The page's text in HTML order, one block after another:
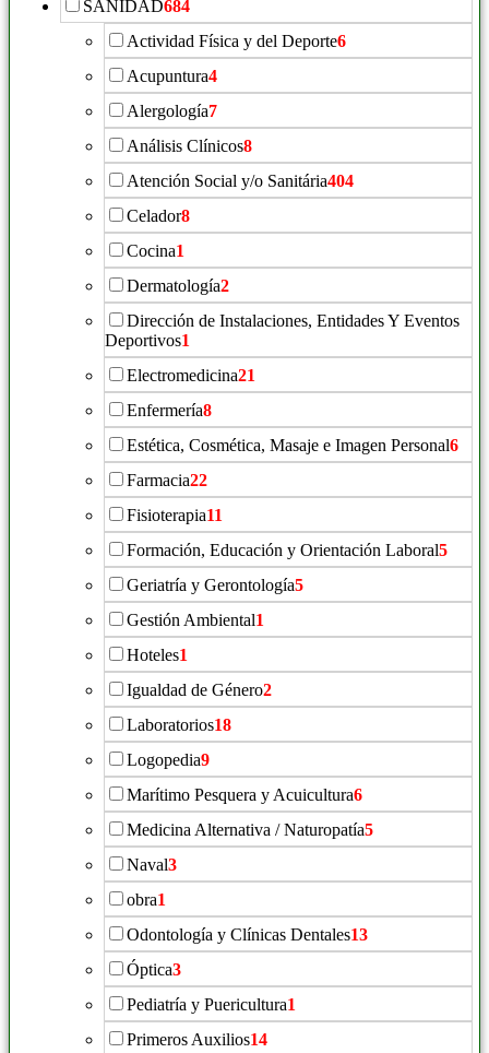
SANIDAD684
Actividad Física y del Deporte6
Acupuntura4
Alergología7
Análisis Clínicos8
Atención Social y/o Sanitária404
Celador8
Cocina1
Dermatología2
Dirección de Instalaciones, Entidades Y Eventos
Deportivos1
Electromedicina21
Enfermería8
Estética, Cosmética, Masaje e Imagen Personal6
Farmacia22
Fisioterapia11
Formación, Educación y Orientación Laboral5
Geriatría y Gerontología5
Gestión Ambiental1
Hoteles1
Igualdad de Género2
Laboratorios18
Logopedia9
Marítimo Pesquera y Acuicultura6
Medicina Alternativa / Naturopatía5
Naval3
obra1
Odontología y Clínicas Dentales13
Óptica3
Pediatría y Puericultura1
Primeros Auxilios14